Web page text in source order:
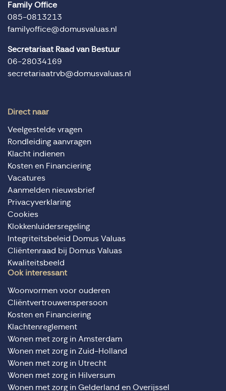
Family Office
085-0813213
familyoffice@domusvaluas.nl
Secretariaat Raad van Bestuur
06-28034169
secretariaatrvb@domusvaluas.nl
Direct naar
Veelgestelde vragen
Rondleiding aanvragen
Klacht indienen
Kosten en Financiering
Vacatures
Aanmelden nieuwsbrief
Privacyverklaring
Cookies
Klokkenluidersregeling
Integriteitsbeleid Domus Valuas
Cliëntenraad bij Domus Valuas
Kwaliteitsbeeld
Ook interessant
Woonvormen voor ouderen
Cliëntvertrouwenspersoon
Kosten en Financiering
Klachtenreglement
Wonen met zorg in Amsterdam
Wonen met zorg in Zuid-Holland
Wonen met zorg in Utrecht
Wonen met zorg in Hilversum
Wonen met zorg in Gelderland en Overijssel